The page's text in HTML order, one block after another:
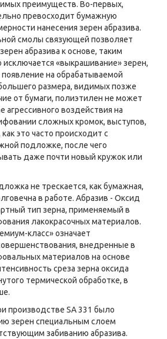
преимуществ. Во-первых,
превосходит бумажную
нанесения зерен абразива.
смолы связующей позволяет
абразива к основе, таким
«выкрашивание» зерен,
на обрабатываемой
размера, видимых позже
от бумаги, полиэтилен не может
агрессивного воздействия на
сложных кромок, выступов,
это часто происходит с
подложке, после чего
даже почти новый кружок или
не трескается, как бумажная,
в работе. Абразив - Оксид
тип зерна, применяемый в
лакокрасочных материалов.
класс» означает
внедренные в
материалов на основе
среза зерна оксида
термической обработке, в
производстве SA 331 было
зерен специаль­ным слоем
забиванию абразива.